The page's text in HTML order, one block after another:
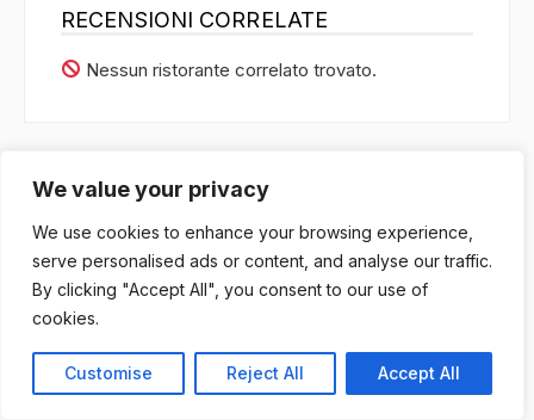
We value your privacy
We use cookies to enhance your browsing experience,
serve personalised ads or content, and analyse our traffic.
By clicking "Accept All", you consent to our use of
cookies.
Customise Reject All Accept All
RECENSIONI CORRELATE
Nessun ristorante correlato trovato.
COSA DICEVAMO
Nessuna visita precedente trovata.